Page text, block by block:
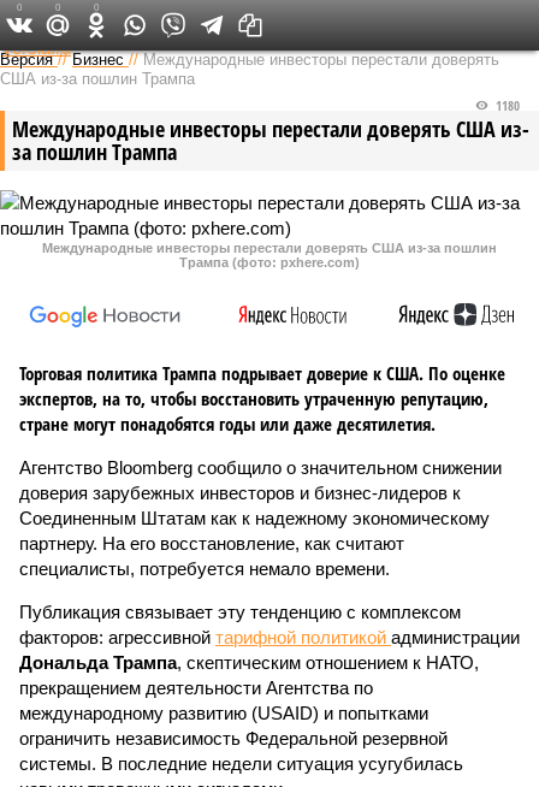
Федеральный выпуск
Версия //Бизнес //Международные инвесторы перестали доверять
США из-за пошлин Трампа
Международные инвесторы перестали доверять США из-
за пошлин Трампа
1180
Международные инвесторы перестали доверять США из-за пошлин
Трампа (фото: pxhere.com)
Торговая политика Трампа подрывает доверие к США. По оценке
экспертов, на то, чтобы восстановить утраченную репутацию,
стране могут понадобятся годы или даже десятилетия.
Агентство Bloomberg сообщило о значительном снижении
доверия зарубежных инвесторов и бизнес-лидеров к
Соединенным Штатам как к надежному экономическому
партнеру. На его восстановление, как считают
специалисты, потребуется немало времени.
Публикация связывает эту тенденцию с комплексом
факторов: агрессивной тарифной политикой администрации
Дональда Трампа, скептическим отношением к НАТО,
прекращением деятельности Агентства по
международному развитию (USAID) и попытками
ограничить независимость Федеральной резервной
системы. В последние недели ситуация усугубилась
0 0 0